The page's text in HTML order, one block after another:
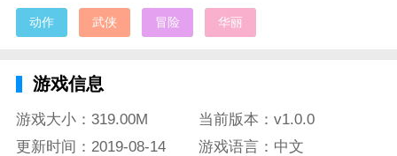
也给予了我们心灵上的温情时光。
这是一场可以让我们体验到一场激情战斗的武侠动作手
游，这里的每一个玩家都带有少年特有的热血情怀，闯
荡着这个浩大的江湖世界，在这里进行着无尽的探索，
动作 武侠 冒险 华丽
游戏信息
游戏大小：319.00M
当前版本：v1.0.0
更新时间：2019-08-14
游戏语言：中文